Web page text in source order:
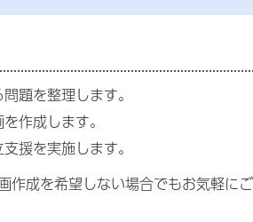
題を整理します。
作成します。
援を実施します。
成を希望しない場合でもお気軽にご